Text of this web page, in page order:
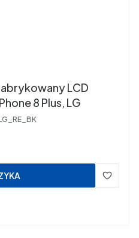
LCD
8 Plus, LG